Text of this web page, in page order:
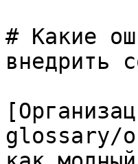
# Какие
внедрить
glossary/